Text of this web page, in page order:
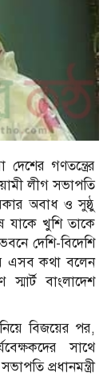
গণতন্ত্রের
লীগ সভাপতি
অবাধ ও সুষ্ঠু
যাকে খুশি তাকে
দেশি-বিদেশি
এসব কথা বলেন
বাংলাদেশ
নিয়ে বিজয়ের পর,
সাথে
প্রধানমন্ত্রী